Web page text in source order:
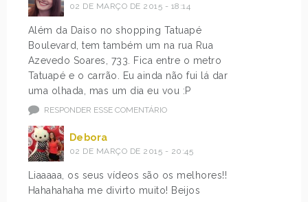
02 DE MARÇO DE 2015 - 18:14
Além da Daiso no shopping Tatuapé
Boulevard, tem também um na rua Rua
Azevedo Soares, 733. Fica entre o metro
Tatuapé e o carrão. Eu ainda não fui lá dar
uma olhada, mas um dia eu vou :P
RESPONDER ESSE COMENTÁRIO
Debora
02 DE MARÇO DE 2015 - 20:45
Liaaaaa, os seus vídeos são os melhores!!
Hahahahaha me divirto muito! Beijos